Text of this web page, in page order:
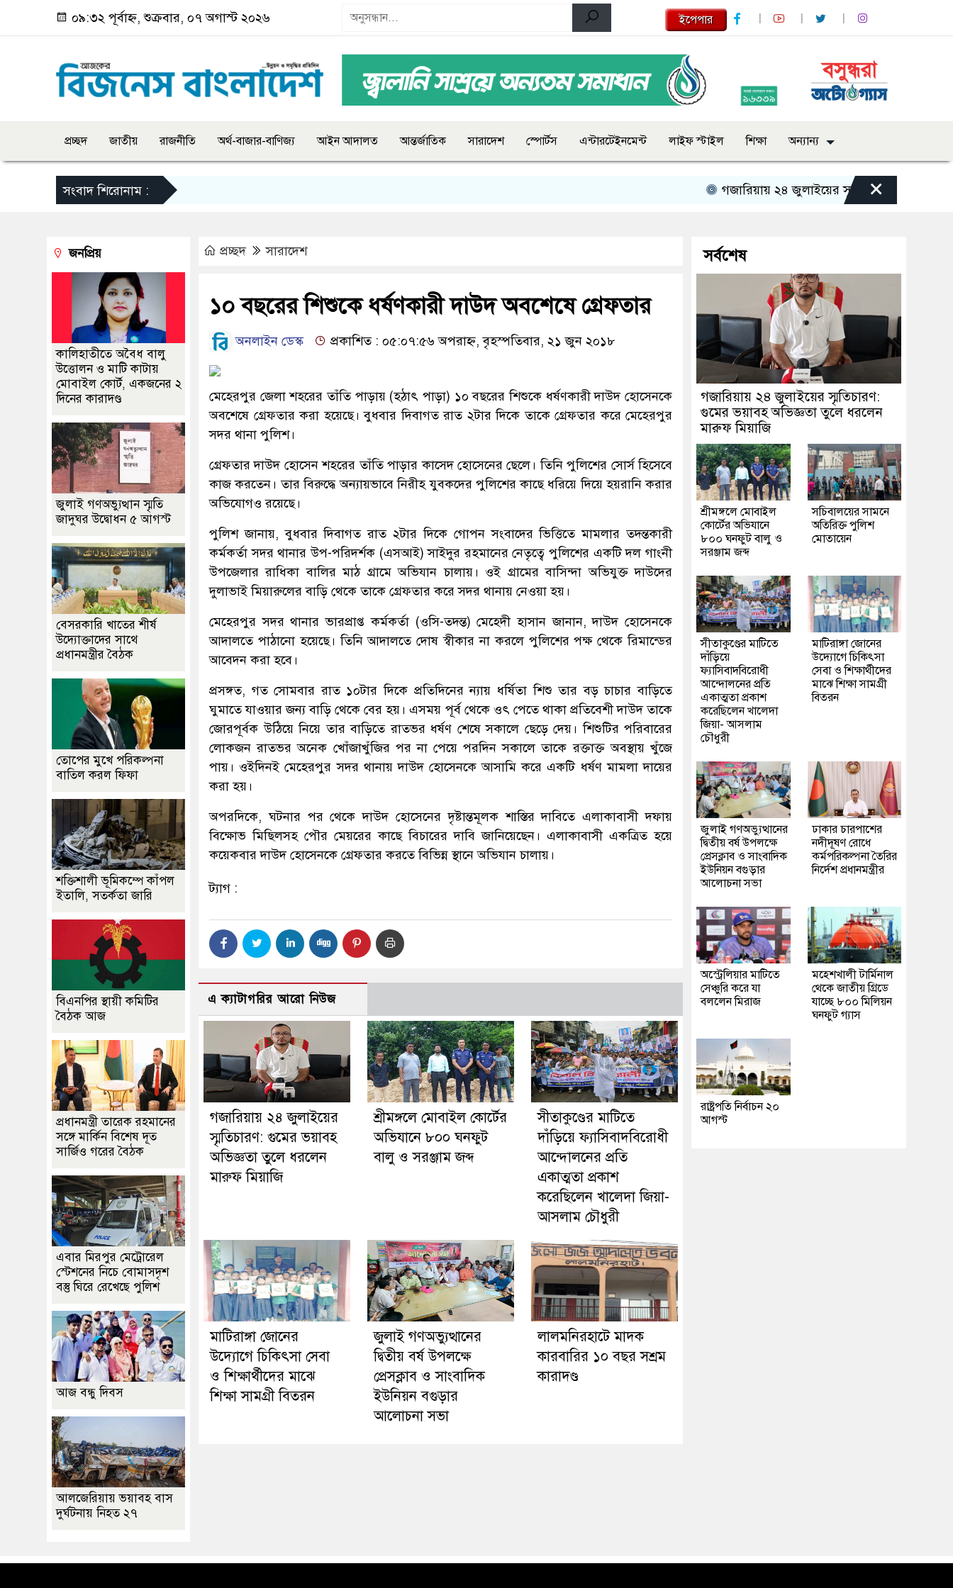
০৯:৩২ পূর্বাহ্ন, শুক্রবার, ০৭ অগাস্ট ২০২৬ ইপেপার
প্রচ্ছদ জাতীয় রাজনীতি অর্থ-বাজার-বাণিজ্য আইন আদালত আন্তর্জাতিক সারাদেশ স্পোর্টস এন্টারটেইনমেন্ট লাইফ স্টাইল শিক্ষা অন্যান্য
সংবাদ শিরোনাম : গজারিয়ায় ২৪ জুলাইয়ের স্মৃতিচারণ: গুমের ভয়াবহ
×
প্রচ্ছদ সারাদেশ
১০ বছরের শিশুকে ধর্ষণকারী দাউদ অবশেষে গ্রেফতার
অনলাইন ডেস্ক প্রকাশিত : ০৫:০৭:৫৬ অপরাহ্ন, বৃহস্পতিবার, ২১ জুন ২০১৮
মেহেরপুর জেলা শহরের তাঁতি পাড়ায় (হঠাৎ পাড়া) ১০ বছরের শিশুকে ধর্ষণকারী দাউদ হোসেনকে
অবশেষে গ্রেফতার করা হয়েছে। বুধবার দিবাগত রাত ২টার দিকে তাকে গ্রেফতার করে মেহেরপুর
সদর থানা পুলিশ।
গ্রেফতার দাউদ হোসেন শহরের তাঁতি পাড়ার কাসেদ হোসেনের ছেলে। তিনি পুলিশের সোর্স হিসেবে
কাজ করতেন। তার বিরুদ্ধে অন্যায়ভাবে নিরীহ যুবকদের পুলিশের কাছে ধরিয়ে দিয়ে হয়রানি করার
অভিযোগও রয়েছে।
পুলিশ জানায়, বুধবার দিবাগত রাত ২টার দিকে গোপন সংবাদের ভিত্তিতে মামলার তদন্তকারী
কর্মকর্তা সদর থানার উপ-পরিদর্শক (এসআই) সাইদুর রহমানের নেতৃত্বে পুলিশের একটি দল গাংনী
উপজেলার রাধিকা বালির মাঠ গ্রামে অভিযান চালায়। ওই গ্রামের বাসিন্দা অভিযুক্ত দাউদের
দুলাভাই মিয়ারুলের বাড়ি থেকে তাকে গ্রেফতার করে সদর থানায় নেওয়া হয়।
মেহেরপুর সদর থানার ভারপ্রাপ্ত কর্মকর্তা (ওসি-তদন্ত) মেহেদী হাসান জানান, দাউদ হোসেনকে
আদালতে পাঠানো হয়েছে। তিনি আদালতে দোষ স্বীকার না করলে পুলিশের পক্ষ থেকে রিমান্ডের
আবেদন করা হবে।
প্রসঙ্গত, গত সোমবার রাত ১০টার দিকে প্রতিদিনের ন্যায় ধর্ষিতা শিশু তার বড় চাচার বাড়িতে
ঘুমাতে যাওয়ার জন্য বাড়ি থেকে বের হয়। এসময় পূর্ব থেকে ওৎ পেতে থাকা প্রতিবেশী দাউদ তাকে
জোরপূর্বক উঠিয়ে নিয়ে তার বাড়িতে রাতভর ধর্ষণ শেষে সকালে ছেড়ে দেয়। শিশুটির পরিবারের
লোকজন রাতভর অনেক খোঁজাখুঁজির পর না পেয়ে পরদিন সকালে তাকে রক্তাক্ত অবস্থায় খুঁজে
পায়। ওইদিনই মেহেরপুর সদর থানায় দাউদ হোসেনকে আসামি করে একটি ধর্ষণ মামলা দায়ের
করা হয়।
অপরদিকে, ঘটনার পর থেকে দাউদ হোসেনের দৃষ্টান্তমূলক শাস্তির দাবিতে এলাকাবাসী দফায়
বিক্ষোভ মিছিলসহ পৌর মেয়রের কাছে বিচারের দাবি জানিয়েছেন। এলাকাবাসী একত্রিত হয়ে
কয়েকবার দাউদ হোসেনকে গ্রেফতার করতে বিভিন্ন স্থানে অভিযান চালায়।
ট্যাগ :
এ ক্যাটাগরির আরো নিউজ
গজারিয়ায় ২৪ জুলাইয়ের
স্মৃতিচারণ: গুমের ভয়াবহ
অভিজ্ঞতা তুলে ধরলেন
মারুফ মিয়াজি
শ্রীমঙ্গলে মোবাইল কোর্টের
অভিযানে ৮০০ ঘনফুট
বালু ও সরঞ্জাম জব্দ
সীতাকুণ্ডের মাটিতে
দাঁড়িয়ে ফ্যাসিবাদবিরোধী
আন্দোলনের প্রতি
একাত্মতা প্রকাশ
করেছিলেন খালেদা জিয়া-
আসলাম চৌধুরী
মাটিরাঙ্গা জোনের
উদ্যোগে চিকিৎসা সেবা
ও শিক্ষার্থীদের মাঝে
শিক্ষা সামগ্রী বিতরন
জুলাই গণঅভ্যুত্থানের
দ্বিতীয় বর্ষ উপলক্ষে
প্রেসক্লাব ও সাংবাদিক
ইউনিয়ন বগুড়ার
আলোচনা সভা
লালমনিরহাটে মাদক
কারবারির ১০ বছর সশ্রম
কারাদণ্ড
জনপ্রিয়
কালিহাতীতে অবৈধ বালু
উত্তোলন ও মাটি কাটায়
মোবাইল কোর্ট, একজনের ২
দিনের কারাদণ্ড
জুলাই গণঅভ্যুত্থান স্মৃতি
জাদুঘর উদ্বোধন ৫ আগস্ট
বেসরকারি খাতের শীর্ষ
উদ্যোক্তাদের সাথে
প্রধানমন্ত্রীর বৈঠক
তোপের মুখে পরিকল্পনা
বাতিল করল ফিফা
শক্তিশালী ভূমিকম্পে কাঁপল
ইতালি, সতর্কতা জারি
বিএনপির স্থায়ী কমিটির
বৈঠক আজ
প্রধানমন্ত্রী তারেক রহমানের
সঙ্গে মার্কিন বিশেষ দূত
সার্জিও গরের বৈঠক
এবার মিরপুর মেট্রোরেল
স্টেশনের নিচে বোমাসদৃশ
বস্তু ঘিরে রেখেছে পুলিশ
আজ বন্ধু দিবস
আলজেরিয়ায় ভয়াবহ বাস
দুর্ঘটনায় নিহত ২৭
সর্বশেষ
গজারিয়ায় ২৪ জুলাইয়ের স্মৃতিচারণ:
গুমের ভয়াবহ অভিজ্ঞতা তুলে ধরলেন
মারুফ মিয়াজি
শ্রীমঙ্গলে মোবাইল
কোর্টের অভিযানে
৮০০ ঘনফুট বালু ও
সরঞ্জাম জব্দ
সচিবালয়ের সামনে
অতিরিক্ত পুলিশ
মোতায়েন
সীতাকুণ্ডের মাটিতে
দাঁড়িয়ে
ফ্যাসিবাদবিরোধী
আন্দোলনের প্রতি
একাত্মতা প্রকাশ
করেছিলেন খালেদা
জিয়া- আসলাম
চৌধুরী
মাটিরাঙ্গা জোনের
উদ্যোগে চিকিৎসা
সেবা ও শিক্ষার্থীদের
মাঝে শিক্ষা সামগ্রী
বিতরন
জুলাই গণঅভ্যুত্থানের
দ্বিতীয় বর্ষ উপলক্ষে
প্রেসক্লাব ও সাংবাদিক
ইউনিয়ন বগুড়ার
আলোচনা সভা
ঢাকার চারপাশের
নদীদূষণ রোধে
কর্মপরিকল্পনা তৈরির
নির্দেশ প্রধানমন্ত্রীর
অস্ট্রেলিয়ার মাটিতে
সেঞ্চুরি করে যা
বললেন মিরাজ
মহেশখালী টার্মিনাল
থেকে জাতীয় গ্রিডে
যাচ্ছে ৮০০ মিলিয়ন
ঘনফুট গ্যাস
রাষ্ট্রপতি নির্বাচন ২০
আগস্ট